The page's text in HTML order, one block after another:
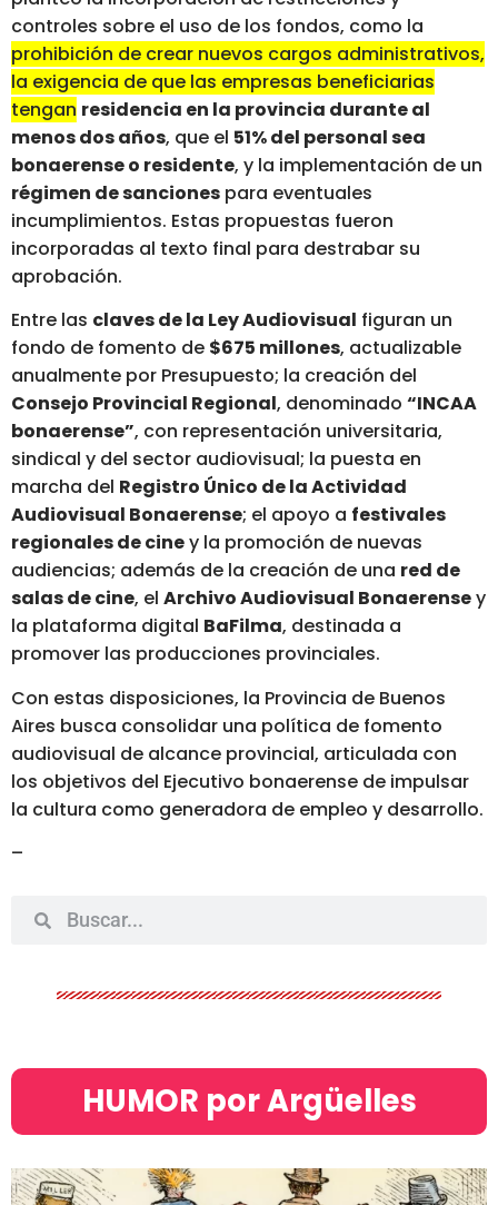
controles sobre el uso de los fondos, como la
prohibición de crear nuevos cargos administrativos,
la exigencia de que las empresas beneficiarias
tengan residencia en la provincia durante al
menos dos años, que el 51% del personal sea
bonaerense o residente, y la implementación de un
régimen de sanciones para eventuales
incumplimientos. Estas propuestas fueron
incorporadas al texto final para destrabar su
aprobación.
Entre las claves de la Ley Audiovisual figuran un
fondo de fomento de $675 millones, actualizable
anualmente por Presupuesto; la creación del
Consejo Provincial Regional, denominado “INCAA
bonaerense”, con representación universitaria,
sindical y del sector audiovisual; la puesta en
marcha del Registro Único de la Actividad
Audiovisual Bonaerense; el apoyo a festivales
regionales de ciney la promoción de nuevas
audiencias; además de la creación de una red de
salas de cine, el Archivo Audiovisual Bonaerensey
la plataforma digital BaFilma, destinada a
promover las producciones provinciales.
Con estas disposiciones, la Provincia de Buenos
Aires busca consolidar una política de fomento
audiovisual de alcance provincial, articulada con
los objetivos del Ejecutivo bonaerense de impulsar
la cultura como generadora de empleo y desarrollo.
–
HUMOR por Argüelles​